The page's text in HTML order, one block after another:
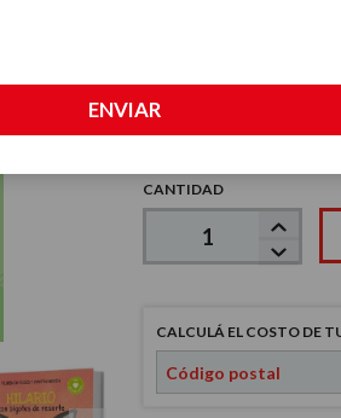
VER MEDIOS DE PAGO
CANTIDAD
CALCULÁ EL COSTO DE
ENVIAR